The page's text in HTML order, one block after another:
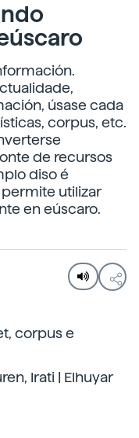
úsase cada
corpus, etc.
de recursos
diso é
utilizar
en eúscaro.
corpus e
Irati | Elhuyar